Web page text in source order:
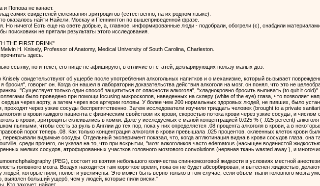
и Попова не канает.
самих свидетелей склеивания эритроцитов (естественно, на их родном языке).
оказалось найти Найсли, Москау и Пеннингтон по вышеприведенной фразе.
Но ничего! Есть еще на свете добрые, а, главное, информированные люди - подобрали, обогрели (с), снабдили
поисковики не прятали результаты этого исследования.
THE FIRST DRINK"
H. Knisely, Professor of Anatomy, Medical University of South Carolina, Charleston.
здесь.
ссылку, но и текст, его нигде не афишируют, в отличие от статей, декларирующих пользу малых доз.
свидетельствуют об ущербе после употребления алкогольных напитков и о механизме, который вызывает
говорит он. Когда он нашел в лаборатории доказательства действия алкоголя на мозг, он понял, что это не
"Существует только один способ защититься от опасности алкоголя", "хладнокровно бросить выпивать.(to quit it cold)"
было проведено при помощи focusing микроскопов, наведенных на склеру (white of the eye) глаза, что позволяет
через аорту, а затем через все артерии головы. У более чем 200 нормальных здоровых людей, не пивших, было
проходят через узкие сосуды беспрепятственно. Затем исследователи изучили тридцать человек (brought to a private
в крови каждого пациента с физическим свойством их крови, скоростью потока крови через узкие сосуды, и числом
в крови, эритроциты склеивались в комки. Даже у исследуемых с малой концентрацией 0.025 % ( .025 percent) алкоголя
пьяными, чтобы сесть за руль в Англии до тех пор, пока у них определяется .08 процента алкоголя в крови, а в
порог теперь .08. Как только концентрация алкоголя в крови превышала .025 процентов, склеенных клеток крови
видимые сосуды. Отдельный эксперимент показал, что, когда агглютинация видна в крови сосудов глаза, она
среди прочего, он указал на то, что при вскрытии, "мозг алкоголиков часто edematous (насыщен водянистой
мелких сосудов, атрофированных участков головного мозгового convolutions (нервная ткань wasted away ), и
(PEG), состоит из взятия небольшого количества спинномозговой жидкости в условиях местной
головного мозга. Воздух находится там короткое время, пока он не будет абсорбирован, и вытеснен жидкостью,
людей, которые пили, полости увеличены. Это может быть верно только в том случае, если объем ткани головного мозга
выявлен больший ущерб, чем у людей, которые пили виски."
Кто захочет, найдет.